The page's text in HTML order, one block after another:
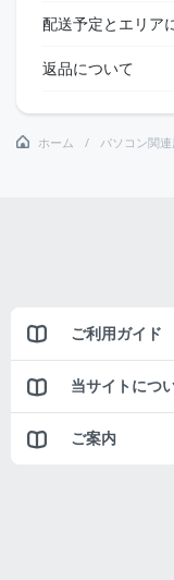
配送予定とエリア
返品について
ホーム パソコン関
ご利用ガイド
当サイトにつ
ご案内